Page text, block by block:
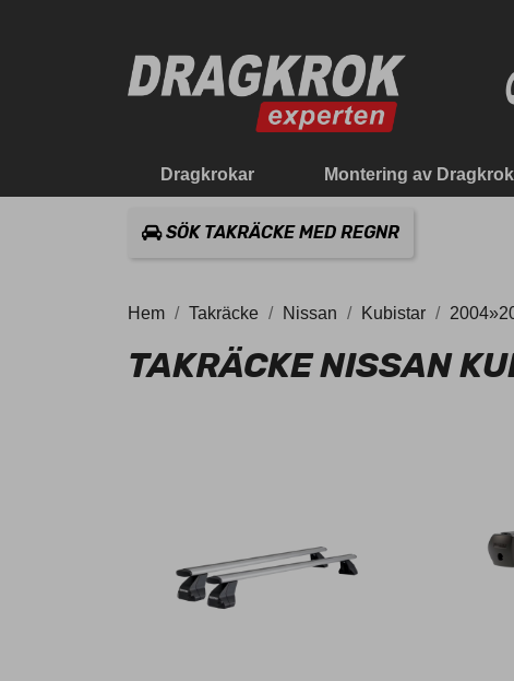
Dragkrokar Montering av Dragkrok
SÖK TAKRÄCKE MED REGNR
Hem Takräcke Nissan Kubistar
TAKRÄCKE NISSAN